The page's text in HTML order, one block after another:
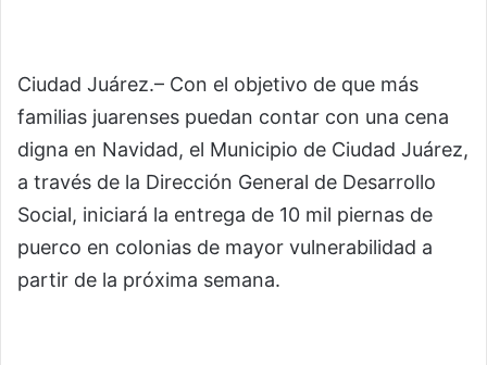
Ciudad Juárez.– Con el objetivo de que más
familias juarenses puedan contar con una cena
digna en Navidad, el Municipio de Ciudad Juárez,
a través de la Dirección General de Desarrollo
Social, iniciará la entrega de 10 mil piernas de
puerco en colonias de mayor vulnerabilidad a
partir de la próxima semana.